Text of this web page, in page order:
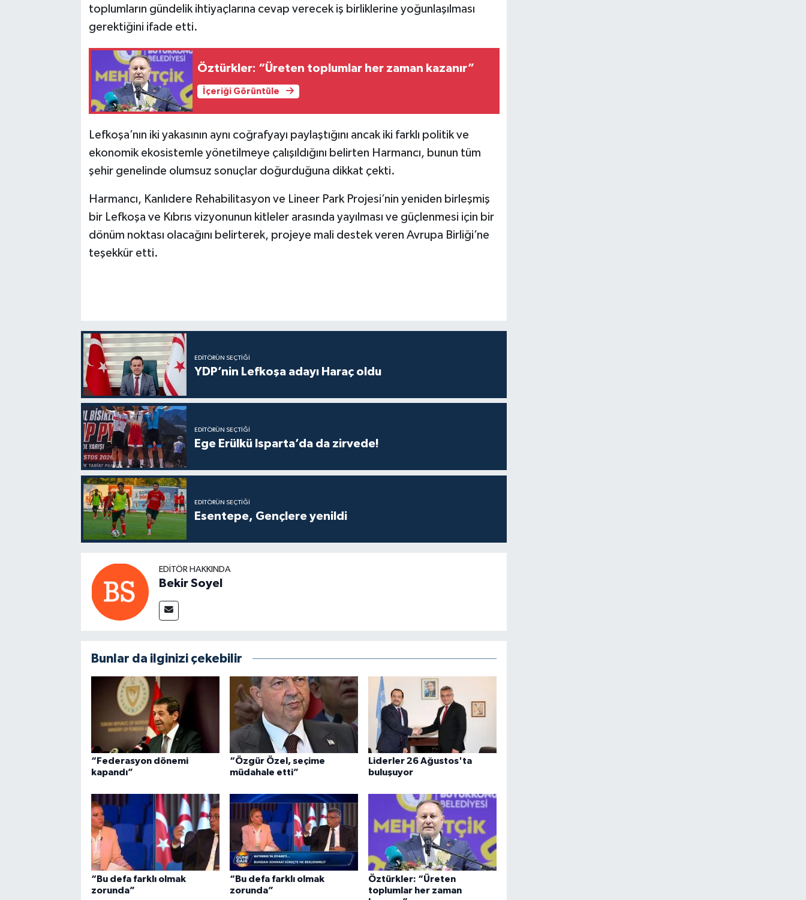
toplumların gündelik ihtiyaçlarına cevap verecek iş birliklerine yoğunlaşılması
gerektiğini ifade etti.
Öztürkler: “Üreten toplumlar her zaman kazanır”
İçeriği Görüntüle
Lefkoşa’nın iki yakasının aynı coğrafyayı paylaştığını ancak iki farklı politik ve
ekonomik ekosistemle yönetilmeye çalışıldığını belirten Harmancı, bunun tüm
şehir genelinde olumsuz sonuçlar doğurduğuna dikkat çekti.
Harmancı, Kanlıdere Rehabilitasyon ve Lineer Park Projesi’nin yeniden birleşmiş
bir Lefkoşa ve Kıbrıs vizyonunun kitleler arasında yayılması ve güçlenmesi için bir
dönüm noktası olacağını belirterek, projeye mali destek veren Avrupa Birliği’ne
teşekkür etti.
EDITÖRÜN SEÇTIĞI
YDP’nin Lefkoşa adayı Haraç oldu
EDITÖRÜN SEÇTIĞI
Ege Erülkü Isparta’da da zirvede!
EDITÖRÜN SEÇTIĞI
Esentepe, Gençlere yenildi
EDITÖR HAKKINDA
Bekir Soyel
Bunlar da ilginizi çekebilir
“Federasyon dönemi
kapandı”
“Özgür Özel, seçime
müdahale etti”
Liderler 26 Ağustos'ta
buluşuyor
“Bu defa farklı olmak
zorunda”
“Bu defa farklı olmak
zorunda”
Öztürkler: “Üreten
toplumlar her zaman